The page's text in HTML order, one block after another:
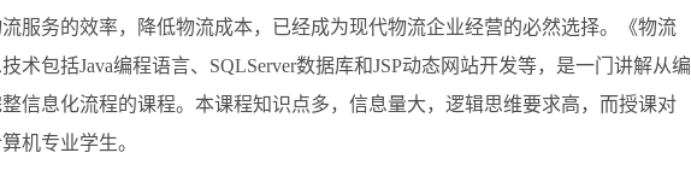
服务的效率，降低物流成本，已经成为现代物流企业经营的必然选择。《物流
术包括Java编程语言、SQLServer数据库和JSP动态网站开发等，是一门讲解从编
信息化流程的课程。本课程知识点多，信息量大，逻辑思维要求高，而授课对
机专业学生。